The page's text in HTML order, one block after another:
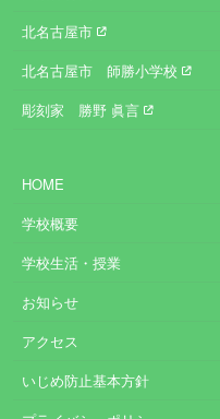
北名古屋市
北名古屋市 師勝小学校
彫刻家 勝野 眞言
HOME
学校概要
学校生活・授業
お知らせ
アクセス
いじめ防止基本方針